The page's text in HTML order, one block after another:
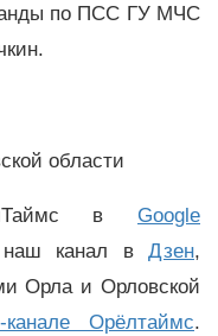
по ПСС ГУ МЧС
области
в Google
канал вДзен,
Орла и Орловской
канале Орёлтаймс.